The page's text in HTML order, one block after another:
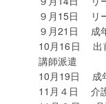
９月15日 リ
９月21日 成
10月16日 出
講師派遣
10月19日 成
11月４日 介